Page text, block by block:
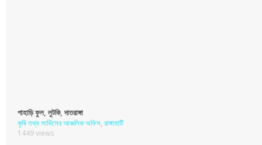
পাহাড়ি ফুল, লুটকি, দাতরাঙ্গা
কৃষি তথ্য সার্ভিসের আঞ্চলিক অফিস, রাঙ্গামাটি
1449 views